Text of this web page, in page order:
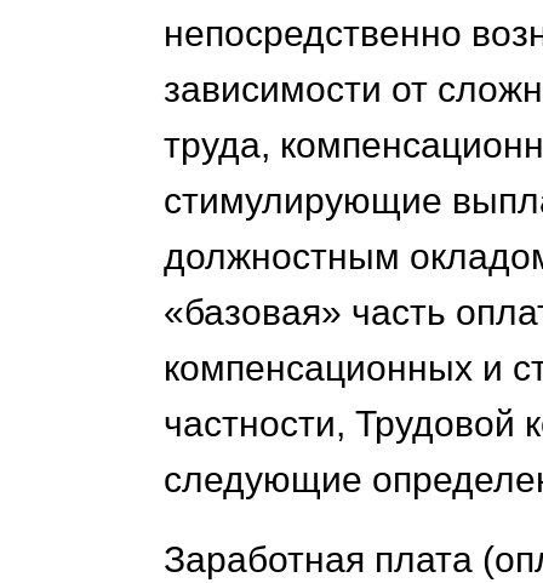
непосредственно
зависимости от
труда,
стимулирующие
должностным
«базовая» часть
компенсационных и
частности, Трудовой
следующие
Заработная плата